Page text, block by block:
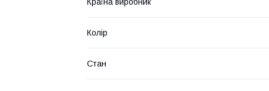
Колір
Стан